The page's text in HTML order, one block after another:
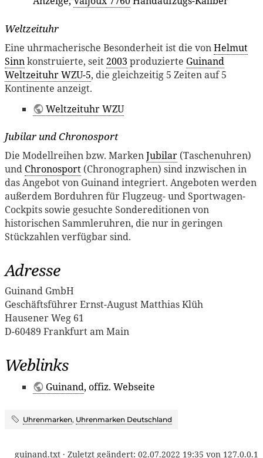
Weltzeituhr
Eine uhrmacherische Besonderheit ist die vonHelmut
Sinnkonstruierte, seit2003 produzierte Guinand
Weltzeituhr WZU-5, die gleichzeitig 5 Zeiten auf 5
Kontinente anzeigt.
Weltzeituhr WZU
Jubilar und Chronosport
Die Modellreihen bzw. MarkenJubilar (Taschenuhren)
und Chronosport (Chronographen) sind inzwischen in
das Angebot von Guinand integriert. Angeboten werden
außerdem Borduhren für Flugzeug- und Sportwagen-
Cockpits sowie gesuchte Sondereditionen von
historischen Sammleruhren, die nur in geringen
Stückzahlen verfügbar sind.
Adresse
Guinand GmbH
Geschäftsführer Ernst-August Matthias Klüh
Hausener Weg 61
D-60489 Frankfurt am Main
Weblinks
Guinand, offiz. Webseite
Uhrenmarken, Uhrenmarken Deutschland
guinand.txt · Zuletzt geändert: 02.07.2022 19:35 von 127.0.0.1